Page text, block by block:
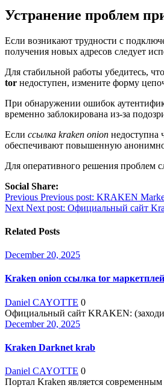
Устранение проблем
Если возникают трудности с
получения новых адресов следует
Для стабильной работы убедитесь,
tor недоступен, измените форму
При обнаружении ошибок
временно заблокирована из-за
Если ссылка kraken onion недоступна
обеспечивают повышенную
Для оперативного решения проблем
Social Share:
Post
navigation
Previous Previous post: KRAKEN
Next Next post: Официальный сайт
Related Posts
December 20, 2025
Kraken onion ссылка tor
Daniel CAYOTTE 0
Официальный сайт KRAKEN:
December 20, 2025
Kraken Darknet krab
Daniel CAYOTTE 0
Портал Kraken является